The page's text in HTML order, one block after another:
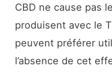
CBD ne cause pas
produisent avec le
peuvent préférer
l’absence de cet